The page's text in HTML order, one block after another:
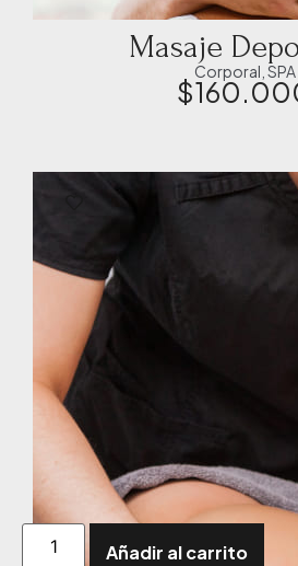
Masaje
Corporal SPA
$
Añadir al carrito